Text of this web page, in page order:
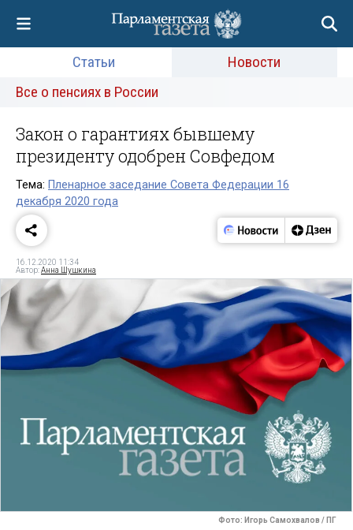
Статьи
Новости
Все о пенсиях в России
Закон о гарантиях бывшему
президенту одобрен Совфедом
Тема: Пленарное заседание Совета Федерации 16
декабря 2020 года
16.12.2020 11:34
Автор:Анна Шушкина
Фото: Игорь Самохвалов / ПГ